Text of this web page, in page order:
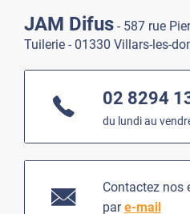
JAM Difus - 587 rue
Tuilerie - 01330 Villars-les-
02 8294
du lundi au
Contactez nos
pare-mail